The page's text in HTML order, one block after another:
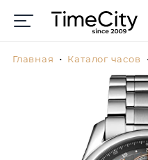
Главная Каталог часов